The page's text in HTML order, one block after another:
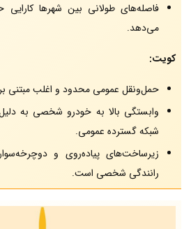
فاصله‌های طولانی بین شهرها
می‌دهد.
کویت:
حمل‌ونقل عمومی محدود و اغلب مبتنی
وابستگی بالا به خودرو شخصی به
شبکه گسترده عمومی.
زیرساخت‌های پیاده‌روی و
رانندگی شخصی است.